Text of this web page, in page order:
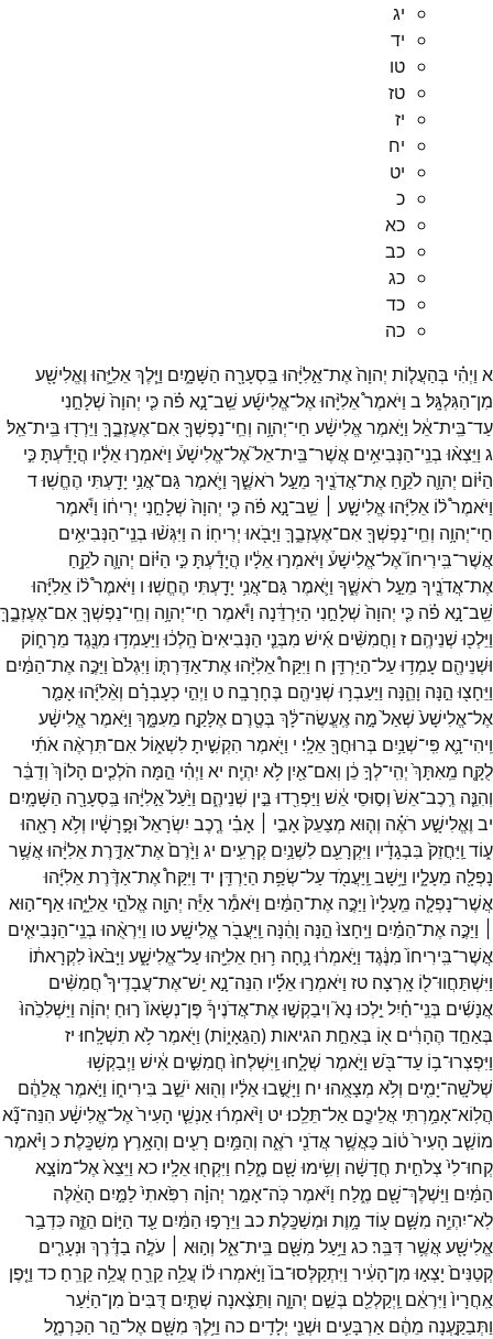
יג
יד
טו
טז
יז
יח
יט
כ
כא
כב
כג
כד
כה
א וַיְהִ֗י בְּהַעֲל֤וֹת יְהוָה֙אֶת־אֵ֣לִיָּ֔הוּ בַּֽסְעָרָ֖ה הַשָּׁמָ֑יִם וַיֵּ֧לֶךְאֵלִיָּ֛הוּ וֶאֱלִישָׁ֖ע
מִן־הַגִּלְגָּֽל׃ ב וַיֹּאמֶר֩אֵלִיָּ֨הוּאֶל־אֱלִישָׁ֜ע שֵֽׁב־נָ֣א פֹ֗ה כִּ֤י יְהוָה֙ שְׁלָחַ֣נִי
עַד־בֵּֽית־אֵ֔ל וַיֹּ֣אמֶראֱלִישָׁ֔ע חַי־יְהוָ֥ה וְחֵֽי־נַפְשְׁךָ֖אִם־אֶעֶזְבֶ֑ךָּ וַיֵּרְד֖וּ בֵּֽית־אֵֽל׃
ג וַיֵּצְא֨וּ בְנֵֽי־הַנְּבִיאִ֥ים אֲשֶׁר־בֵּֽית־אֵל֮אֶל־אֱלִישָׁע֒ וַיֹּאמְר֣וּאֵלָ֔יו הֲיָדַ֕עְתָּכִּ֣י
הַיּ֗וֹם יְהוָ֛ה לֹקֵ֥חַ אֶת־אֲדֹנֶ֖יךָ מֵעַ֣ל רֹאשֶׁ֑ךָ וַיֹּ֛אמֶרגַּם־אֲנִ֥י יָדַ֖עְתִּי הֶחֱשֽׁוּ׃ד
וַיֹּאמֶר֩ל֨וֹ אֵלִיָּ֜הוּאֱלִישָׁ֣ע ׀ שֵֽׁב־נָ֣א פֹ֗ה כִּ֤י יְהוָה֙ שְׁלָחַ֣נִי יְרִיח֔וֹ וַיֹּ֕אמֶר
חַי־יְהוָ֥ה וְחֵֽי־נַפְשְׁךָ֖אִם־אֶעֶזְבֶ֑ךָּ וַיָּבֹ֖אוּ יְרִיחֽוֹ׃ ה וַיִּגְּשׁ֨וּ בְנֵֽי־הַנְּבִיאִ֥ים
אֲשֶׁר־בִּֽירִיחוֹ֮אֶל־אֱלִישָׁע֒ וַיֹּאמְר֣וּאֵלָ֔יו הֲיָדַ֕עְתָּכִּ֣י הַיּ֗וֹם יְהוָ֛ה לֹקֵ֥חַ
אֶת־אֲדֹנֶ֖יךָ מֵעַ֣ל רֹאשֶׁ֑ךָ וַיֹּ֛אמֶרגַּם־אֲנִ֥י יָדַ֖עְתִּי הֶחֱשֽׁוּ׃ ו וַיֹּאמֶר֩ל֨וֹ אֵלִיָּ֜הוּ
שֵֽׁב־נָ֣א פֹ֗ה כִּ֤י יְהוָה֙ שְׁלָחַ֣נִי הַיַּרְדֵּ֔נָה וַיֹּ֕אמֶר חַי־יְהוָ֥ה וְחֵֽי־נַפְשְׁךָ֖אִם־אֶעֶזְבֶ֑ךָּ
וַיֵּלְכ֖וּ שְׁנֵיהֶֽם׃ ז וַחֲמִשִּׁ֨ים אִ֜ישׁ מִבְּנֵ֤י הַנְּבִיאִים֙ הָֽלְכ֔וּ וַיַּעַמְד֥וּ מִנֶּ֖גֶד מֵרָח֑וֹק
וּשְׁנֵיהֶ֖ם עָמְד֥וּעַל־הַיַּרְדֵּֽן׃ ח וַיִּקַּח֩אֵלִיָּ֨הוּאֶת־אַדַּרְתּ֤וֹ וַיִּגְלֹם֙ וַיַּכֶּ֣ה אֶת־הַמַּ֔יִם
וַיֵּחָצ֖וּ הֵ֣נָּה וָהֵ֑נָּה וַיַּעַבְר֥וּ שְׁנֵיהֶ֖ם בֶּחָרָבָֽה׃ ט וַיְהִ֣י כְעָבְרָ֗ם וְאֵ֨לִיָּ֜הוּאָמַ֤ר
אֶל־אֱלִישָׁע֙ שְׁאַל֙ מָ֣ה אֶֽעֱשֶׂה־לָּ֔ךְ בְּטֶ֖רֶם אֶלָּקַ֣ח מֵעִמָּ֑ךְ וַיֹּ֣אמֶראֱלִישָׁ֔ע
וִֽיהִי־נָ֛א פִּֽי־שְׁנַ֥יִם בְּרוּחֲךָ֖אֵלָֽי׃ י וַיֹּ֖אמֶר הִקְשִׁ֣יתָלִשְׁא֑וֹלאִם־תִּרְאֶ֨ה אֹתִ֜י
לֻקָּ֤ח מֵֽאִתָּךְ֙ יְהִֽי־לְךָ֣כֵ֔ן וְאִם־אַ֖יִן לֹ֥א יִהְיֶֽה׃ יא וַיְהִ֗י הֵ֣מָּה הֹלְכִ֤ים הָלוֹךְ֙ וְדַבֵּ֔ר
וְהִנֵּ֤ה רֶֽכֶב־אֵשׁ֙ וְס֣וּסֵי אֵ֔שׁ וַיַּפְרִ֖דוּ בֵּ֣ין שְׁנֵיהֶ֑ם וַיַּ֙עַל֙אֵ֣לִיָּ֔הוּ בַּֽסְעָרָ֖ה הַשָּׁמָֽיִם׃
יב וֶאֱלִישָׁ֣ע רֹאֶ֗ה וְה֤וּא מְצַעֵק֙אָבִ֣י ׀ אָבִ֗י רֶ֤כֶב יִשְׂרָאֵל֙ וּפָ֣רָשָׁ֔יו וְלֹ֥א רָאָ֖הוּ
ע֑וֹד וַֽיַּחֲזֵק֙ בִּבְגָדָ֔יו וַיִּקְרָעֵ֖ם לִשְׁנַ֥יִם קְרָעִֽים׃ יג וַיָּ֙רֶם֙אֶת־אַדֶּ֣רֶתאֵלִיָּ֔הוּאֲשֶׁ֥ר
נָפְלָ֖ה מֵעָלָ֑יו וַיָּ֥שָׁב וַֽיַּעֲמֹ֖דעַל־שְׂפַ֥ת הַיַּרְדֵּֽן׃ יד וַיִּקַּח֩אֶת־אַדֶּ֨רֶתאֵלִיָּ֜הוּ
אֲשֶׁר־נָפְלָ֤ה מֵֽעָלָיו֙ וַיַּכֶּ֣ה אֶת־הַמַּ֔יִם וַיֹּאמַ֕ראַיֵּ֕ה יְהוָ֖ה אֱלֹהֵ֣י אֵלִיָּ֑הוּאַף־ה֣וּא
וַיַּכֶּ֣ה אֶת־הַמַּ֗יִם וַיֵּֽחָצוּ֙ הֵ֣נָּה וָהֵ֔נָּה וַֽיַּעֲבֹ֖ראֱלִישָֽׁע׃טו וַיִּרְאֻ֨הוּ בְנֵֽי־הַנְּבִיאִ֤ים
אֲשֶׁר־בִּֽירִיחוֹ֙ מִנֶּ֔גֶד וַיֹּ֣אמְר֔וּ נָ֛חָה ר֥וּחַ אֵלִיָּ֖הוּעַל־אֱלִישָׁ֑ע וַיָּבֹ֙אוּ֙לִקְרָאת֔וֹ
וַיִּשְׁתַּחֲווּ־ל֖וֹ אָֽרְצָה׃ טז וַיֹּאמְר֣וּאֵלָ֡יו הִנֵּה־נָ֣א יֵֽשׁ־אֶת־עֲבָדֶיךָ֩ חֲמִשִּׁ֨ים
אֲנָשִׁ֜ים בְּנֵֽי־חַ֗יִל יֵ֣לְכוּ נָא֮ וִיבַקְשׁ֣וּאֶת־אֲדֹנֶיךָ֒ פֶּן־נְשָׂאוֹ֙ ר֣וּחַ יְהוָ֔ה וַיַּשְׁלִכֵ֙הוּ֙
בְּאַחַ֣ד הֶהָרִ֔ים א֖וֹ בְּאַחַ֣ת הגיאות(הַגֵּאָי֑וֹת) וַיֹּ֖אמֶרלֹ֥א תִשְׁלָֽחוּ׃ יז
וַיִּפְצְרוּ־ב֥וֹ עַד־בֹּ֖שׁ וַיֹּ֣אמֶר שְׁלָ֑חוּ וַֽיִּשְׁלְחוּ֙ חֲמִשִּׁ֣ים אִ֔ישׁ וַיְבַקְשׁ֥וּ
שְׁלֹשָֽׁה־יָמִ֖ים וְלֹ֥א מְצָאֻֽהוּ׃ יח וַיָּשֻׁ֣בוּאֵלָ֔יו וְה֖וּא יֹשֵׁ֣ב בִּירִיח֑וֹ וַיֹּ֣אמֶראֲלֵהֶ֔ם
הֲלֽוֹא־אָמַ֥רְתִּי אֲלֵיכֶ֖ם אַל־תֵּלֵֽכוּ׃ יט וַיֹּ֨אמְר֜וּאַנְשֵׁ֤י הָעִיר֙אֶל־אֱלִישָׁ֔ע הִנֵּה־נָ֞א
מוֹשַׁ֤ב הָעִיר֙ט֔וֹבכַּאֲשֶׁ֥ראֲדֹנִ֖י רֹאֶ֑ה וְהַמַּ֥יִם רָעִ֖ים וְהָאָ֥רֶץ מְשַׁכָּֽלֶת׃כ וַיֹּ֗אמֶר
קְחוּ־לִי֙ צְלֹחִ֣ית חֲדָשָׁ֔ה וְשִׂ֥ימוּ שָׁ֖ם מֶ֑לַח וַיִּקְח֖וּאֵלָֽיו׃ כא וַיֵּצֵא֙אֶל־מוֹצָ֣א
הַמַּ֔יִם וַיַּשְׁלֶךְ־שָׁ֖ם מֶ֑לַח וַיֹּ֜אמֶרכֹּֽה־אָמַ֣ר יְהוָ֗ה רִפִּ֙אתִי֙לַמַּ֣יִם הָאֵ֔לֶּה
לֹֽא־יִהְיֶ֥ה מִשָּׁ֛ם ע֖וֹד מָ֥וֶת וּמְשַׁכָּֽלֶת׃כב וַיֵּרָפ֣וּ הַמַּ֔יִם עַ֖ד הַיּ֣וֹם הַזֶּ֑ה כִּדְבַ֥ר
אֱלִישָׁ֖עאֲשֶׁ֥רדִּבֵּֽר׃כג וַיַּ֥עַל מִשָּׁ֖ם בֵּֽית־אֵ֑ל וְה֣וּא ׀ עֹלֶ֣ה בַדֶּ֗רֶךְ וּנְעָרִ֤ים
קְטַנִּים֙ יָצְא֣וּ מִן־הָעִ֔יר וַיִּתְקַלְּסוּ־בוֹ֙ וַיֹּ֣אמְרוּל֔וֹ עֲלֵ֥ה קֵרֵ֖חַ עֲלֵ֥ה קֵרֵֽחַ׃ כד וַיִּ֤פֶן
אַֽחֲרָיו֙ וַיִּרְאֵ֔ם וַֽיְקַלְלֵ֖ם בְּשֵׁ֣ם יְהוָ֑ה וַתֵּצֶ֨אנָה שְׁתַּ֤יִם דֻּבִּים֙ מִן־הַיַּ֔עַר
וַתְּבַקַּ֣עְנָה מֵהֶ֔ם אַרְבָּעִ֥ים וּשְׁנֵ֖י יְלָדִֽים׃ כה וַיֵּ֥לֶךְ מִשָּׁ֖ם אֶל־הַ֣ר הַכַּרְמֶ֑ל